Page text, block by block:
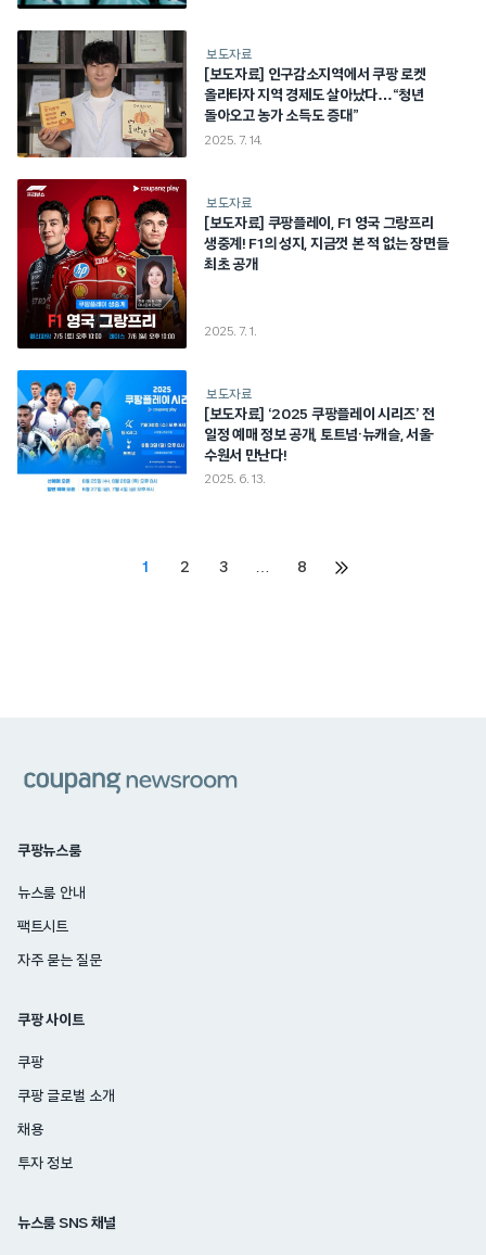
보도자료
[보도자료] 인구감소지역에서 쿠팡 로켓
올라타자 지역 경제도 살아났다…“청년
돌아오고 농가 소득도 증대”
2025. 7. 14.
보도자료
[보도자료] 쿠팡플레이, F1 영국 그랑프리
생중계! F1의 성지, 지금껏 본 적 없는 장면들
최초 공개
2025. 7. 1.
보도자료
[보도자료] ‘2025 쿠팡플레이 시리즈’ 전
일정 예매 정보 공개, 토트넘·뉴캐슬, 서울·
수원서 만난다!
2025. 6. 13.
1 2 3 … 8
다음
쿠팡뉴스룸
뉴스룸 안내
팩트시트
자주 묻는 질문
쿠팡 사이트
쿠팡
쿠팡 글로벌 소개
채용
투자 정보
뉴스룸 SNS 채널